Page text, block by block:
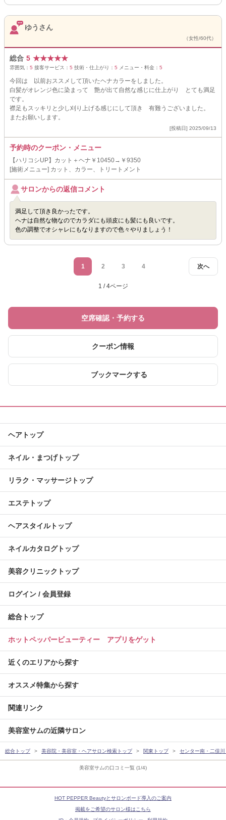
美容室サムの口コミ一覧 (1/4)
ゆうさん
（女性/60代）
総合 5 ★★★★★
雰囲気： 5 接客サービス： 5 技術・仕上がり： 5 メニュー・料金： 5
今回は 以前おススメして頂いたヘナカラーをしました。
白髪がオレンジ色に染まって 艶が出て自然な感じに仕上がり とても満足
です。
襟足もスッキリと少し刈り上げる感じにして頂き 有難うございました。
またお願いします。
[投稿日] 2025/09/13
予約時のクーポン・メニュー
【ハリコシUP】カット＋ヘナ￥10450→￥9350
[施術メニュー] カット、カラー、トリートメント
サロンからの返信コメント
満足して頂き良かったです。
ヘナは自然な物なのでカラダにも頭皮にも髪にも良いです。
色の調整でオシャレにもなりますので色々やりましょう！
次へ
1 2 3 4
1 / 4ページ
空席確認・予約する
クーポン情報
ブックマークする
ヘアトップ
ネイル・まつげトップ
リラク・マッサージトップ
エステトップ
ヘアスタイルトップ
ネイルカタログトップ
美容クリニックトップ
ログイン / 会員登録
総合トップ
ホットペッパービューティー アプリをゲット
近くのエリアから探す
オススメ特集から探す
関連リンク
美容室サムの近隣サロン
総合トップ 美容院・美容室・ヘアサロン検索トップ 関東トップ センター南・二俣
HOT PEPPER Beautyとサロンボード導入のご案内
掲載をご希望のサロン様はこちら